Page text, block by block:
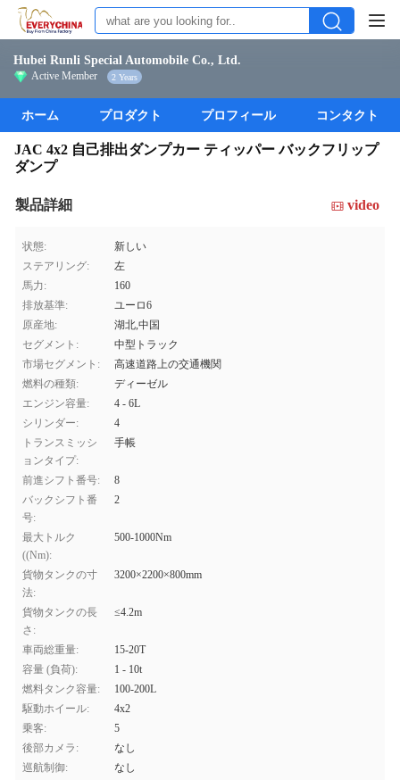
Hubei Runli Special Automobile Co., Ltd.
Active Member 2 Years
ホーム プロダクト プロフィール コンタクト
JAC 4x2 自己排出ダンプカー ティッパー バックフリップ
ダンプ
製品詳細 video
状態:
新しい
ステアリング:
左
馬力:
160
排放基準:
ユーロ6
原産地:
湖北,中国
セグメント:
中型トラック
市場セグメント:
高速道路上の交通機関
燃料の種類:
ディーゼル
エンジン容量:
4 - 6L
シリンダー:
4
トランスミッシ
ョンタイプ:
手帳
前進シフト番号:
8
バックシフト番
号:
2
最大トルク
((Nm):
500-1000Nm
貨物タンクの寸
法:
3200×2200×800mm
貨物タンクの長
さ:
≤4.2m
車両総重量:
15-20T
容量 (負荷):
1 - 10t
燃料タンク容量:
100-200L
駆動ホイール:
4x2
乗客:
5
後部カメラ:
なし
巡航制御:
なし